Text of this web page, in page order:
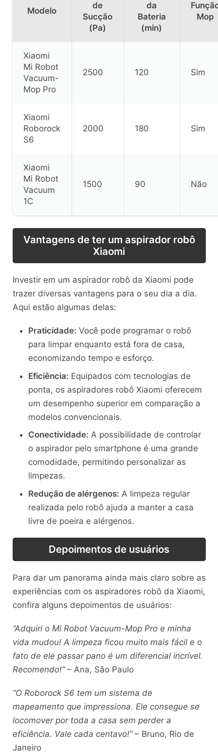
Modelo
de
Sucção
(Pa)
da
Bateria
(min)
Mop
Xiaomi
Mi Robot
Vacuum-
Mop Pro
2500 120 Sim
Xiaomi
Roborock
S6
2000 180 Sim
Xiaomi
Mi Robot
Vacuum
1C
1500 90 Não
Vantagens de ter um aspirador robô
Xiaomi
Investir em um aspirador robô da Xiaomi pode
trazer diversas vantagens para o seu dia a dia.
Aqui estão algumas delas:
Praticidade: Você pode programar o robô
para limpar enquanto está fora de casa,
economizando tempo e esforço.
Eficiência: Equipados com tecnologias de
ponta, os aspiradores robô Xiaomi oferecem
um desempenho superior em comparação a
modelos convencionais.
Conectividade: A possibilidade de controlar
o aspirador pelo smartphone é uma grande
comodidade, permitindo personalizar as
limpezas.
Redução de alérgenos: A limpeza regular
realizada pelo robô ajuda a manter a casa
livre de poeira e alérgenos.
Depoimentos de usuários
Para dar um panorama ainda mais claro sobre as
experiências com os aspiradores robô da Xiaomi,
confira alguns depoimentos de usuários:
“Adquiri o Mi Robot Vacuum-Mop Pro e minha
vida mudou! A limpeza ficou muito mais fácil e o
fato de ele passar pano é um diferencial incrível.
Recomendo!”– Ana, São Paulo
“O Roborock S6 tem um sistema de
mapeamento que impressiona. Ele consegue se
locomover por toda a casa sem perder a
eficiência. Vale cada centavo!”– Bruno, Rio de
Janeiro